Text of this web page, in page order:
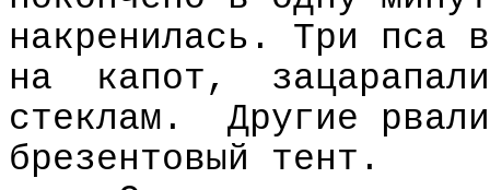
накренилась. Три пса
на
капот,
зацарапали
стеклам.
Другие
брезентовый тент.